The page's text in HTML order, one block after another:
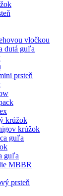
vločkou
dutá guľa
prsteň
krúžok
krúžok
guľa
guľa
MBBR
prsteň